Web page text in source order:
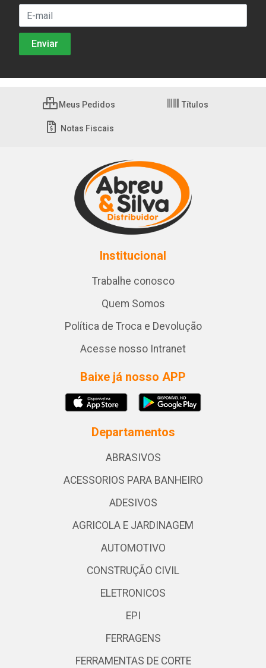
Meus Pedidos Títulos
Notas Fiscais
Institucional
Trabalhe conosco
Quem Somos
Política de Troca e Devolução
Acesse nosso Intranet
Baixe já nosso APP
Departamentos
ABRASIVOS
ACESSORIOS PARA BANHEIRO
ADESIVOS
AGRICOLA E JARDINAGEM
AUTOMOTIVO
CONSTRUÇÃO CIVIL
ELETRONICOS
EPI
FERRAGENS
FERRAMENTAS DE CORTE